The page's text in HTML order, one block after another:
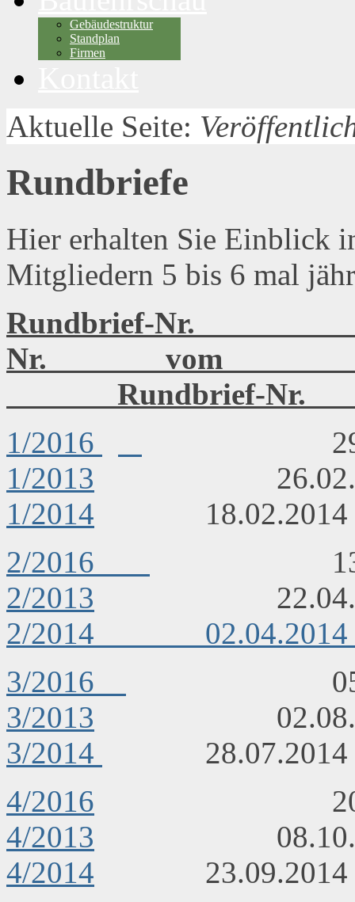
Gebäudestruktur
Standplan
Firmen
Aktuelle Seite:
Rundbriefe
Hier erhalten Sie Einblick
Mitgliedern 5 bis 6 mal
Rundbrief-
Nr. vom
Rundbrief-
1/2016
29.
1/2013
1/2014
2/2016
13.
2/2013
2/2014
3/2016
05.
3/2013
3/2014
4/2016 20.
4/2013
4/2014